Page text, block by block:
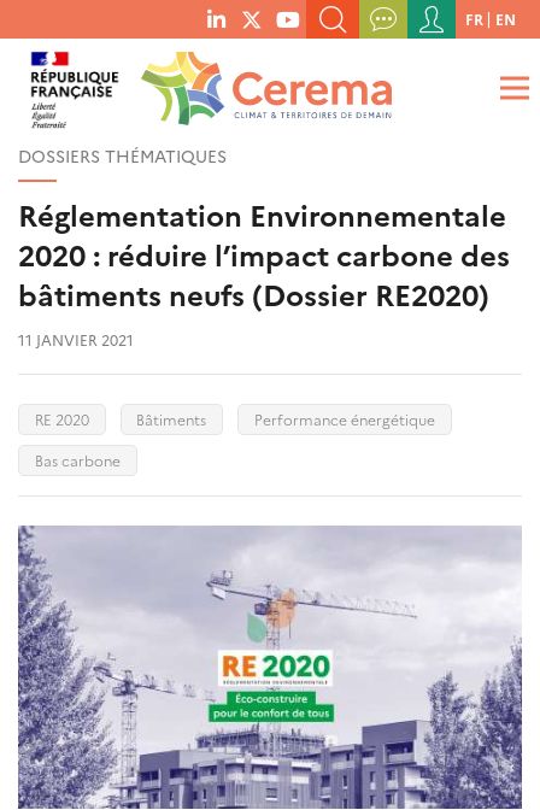
menu
social
links
RECHERCHER UN MOT-CLÉ, UNE PUBLICATION, ETC.
QUE RECHERCHEZ-VOUS ?
Menu
du
compte
de
FR EN
DOSSIERS THÉMATIQUES
Réglementation Environnementale
2020 : réduire l’impact carbone des
bâtiments neufs (Dossier RE2020)
11 JANVIER 2021
RE 2020 Bâtiments
Performance énergétique
Bas carbone